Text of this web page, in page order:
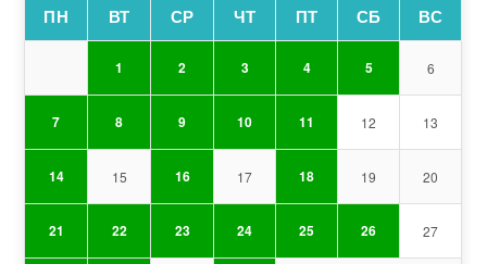
ПН ВТ СР ЧТ ПТ СБ ВС
1 2 3 4 5 6
7 8 9 10 11 12 13
14 15 16 17 18 19 20
21 22 23 24 25 26 27